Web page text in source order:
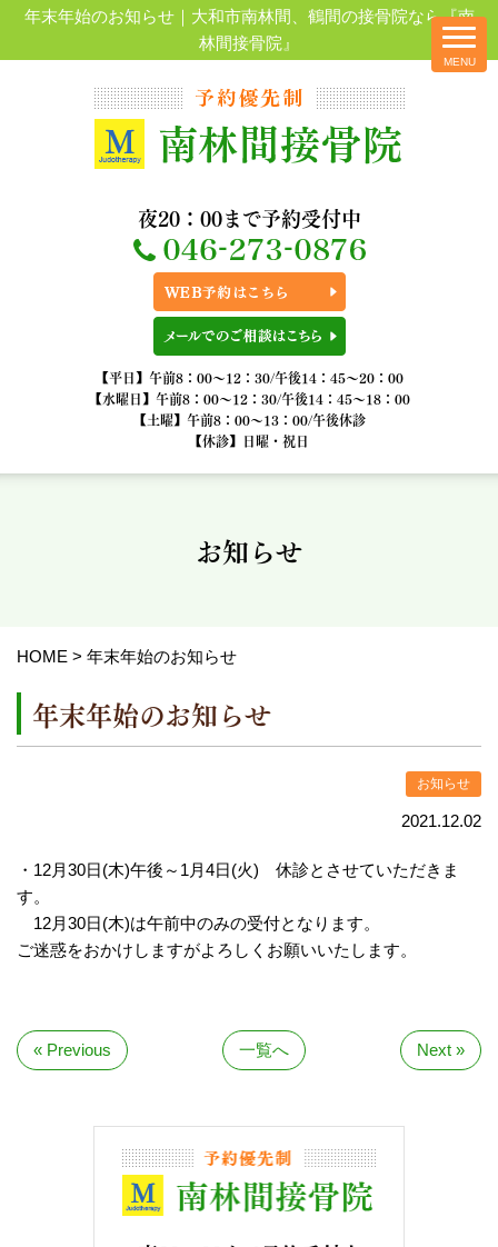
年末年始のお知らせ｜大和市南林間、鶴間の接骨院なら『南
林間接骨院』
夜20：00まで予約受付中
【平日】午前8：00～12：30/午後14：45～20：00
【水曜日】午前8：00～12：30/午後14：45～18：00
【土曜】午前8：00～13：00/午後休診
【休診】日曜・祝日
お知らせ
HOME > 年末年始のお知らせ
年末年始のお知らせ
お知らせ
2021.12.02
・12月30日(木)午後～1月4日(火) 休診とさせていただきま
す。
12月30日(木)は午前中のみの受付となります。
ご迷惑をおかけしますがよろしくお願いいたします。
« Previous 一覧へ Next »